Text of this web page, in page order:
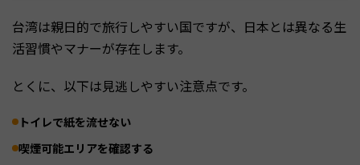
台湾は親日的で旅行しやすい国ですが、日本とは異なる生
活習慣やマナーが存在します。
とくに、以下は見逃しやすい注意点です。
トイレで紙を流せない
喫煙可能エリアを確認する